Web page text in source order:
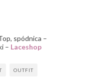
spódnica –
– Laceshop
OUTFIT